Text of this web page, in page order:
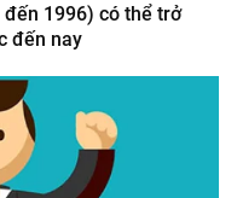
1996) có thể trở
đến nay